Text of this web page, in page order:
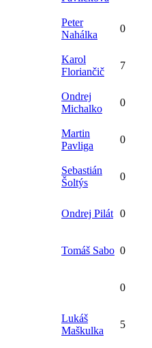
Peter
Nahálka
0
Karol
Floriančič
7
Ondrej
Michalko
0
Martin
Pavliga
0
Sebastián
Šoltýs
0
Ondrej Pilát 0
Tomáš Sabo 0
0
Lukáš
Maškulka
5